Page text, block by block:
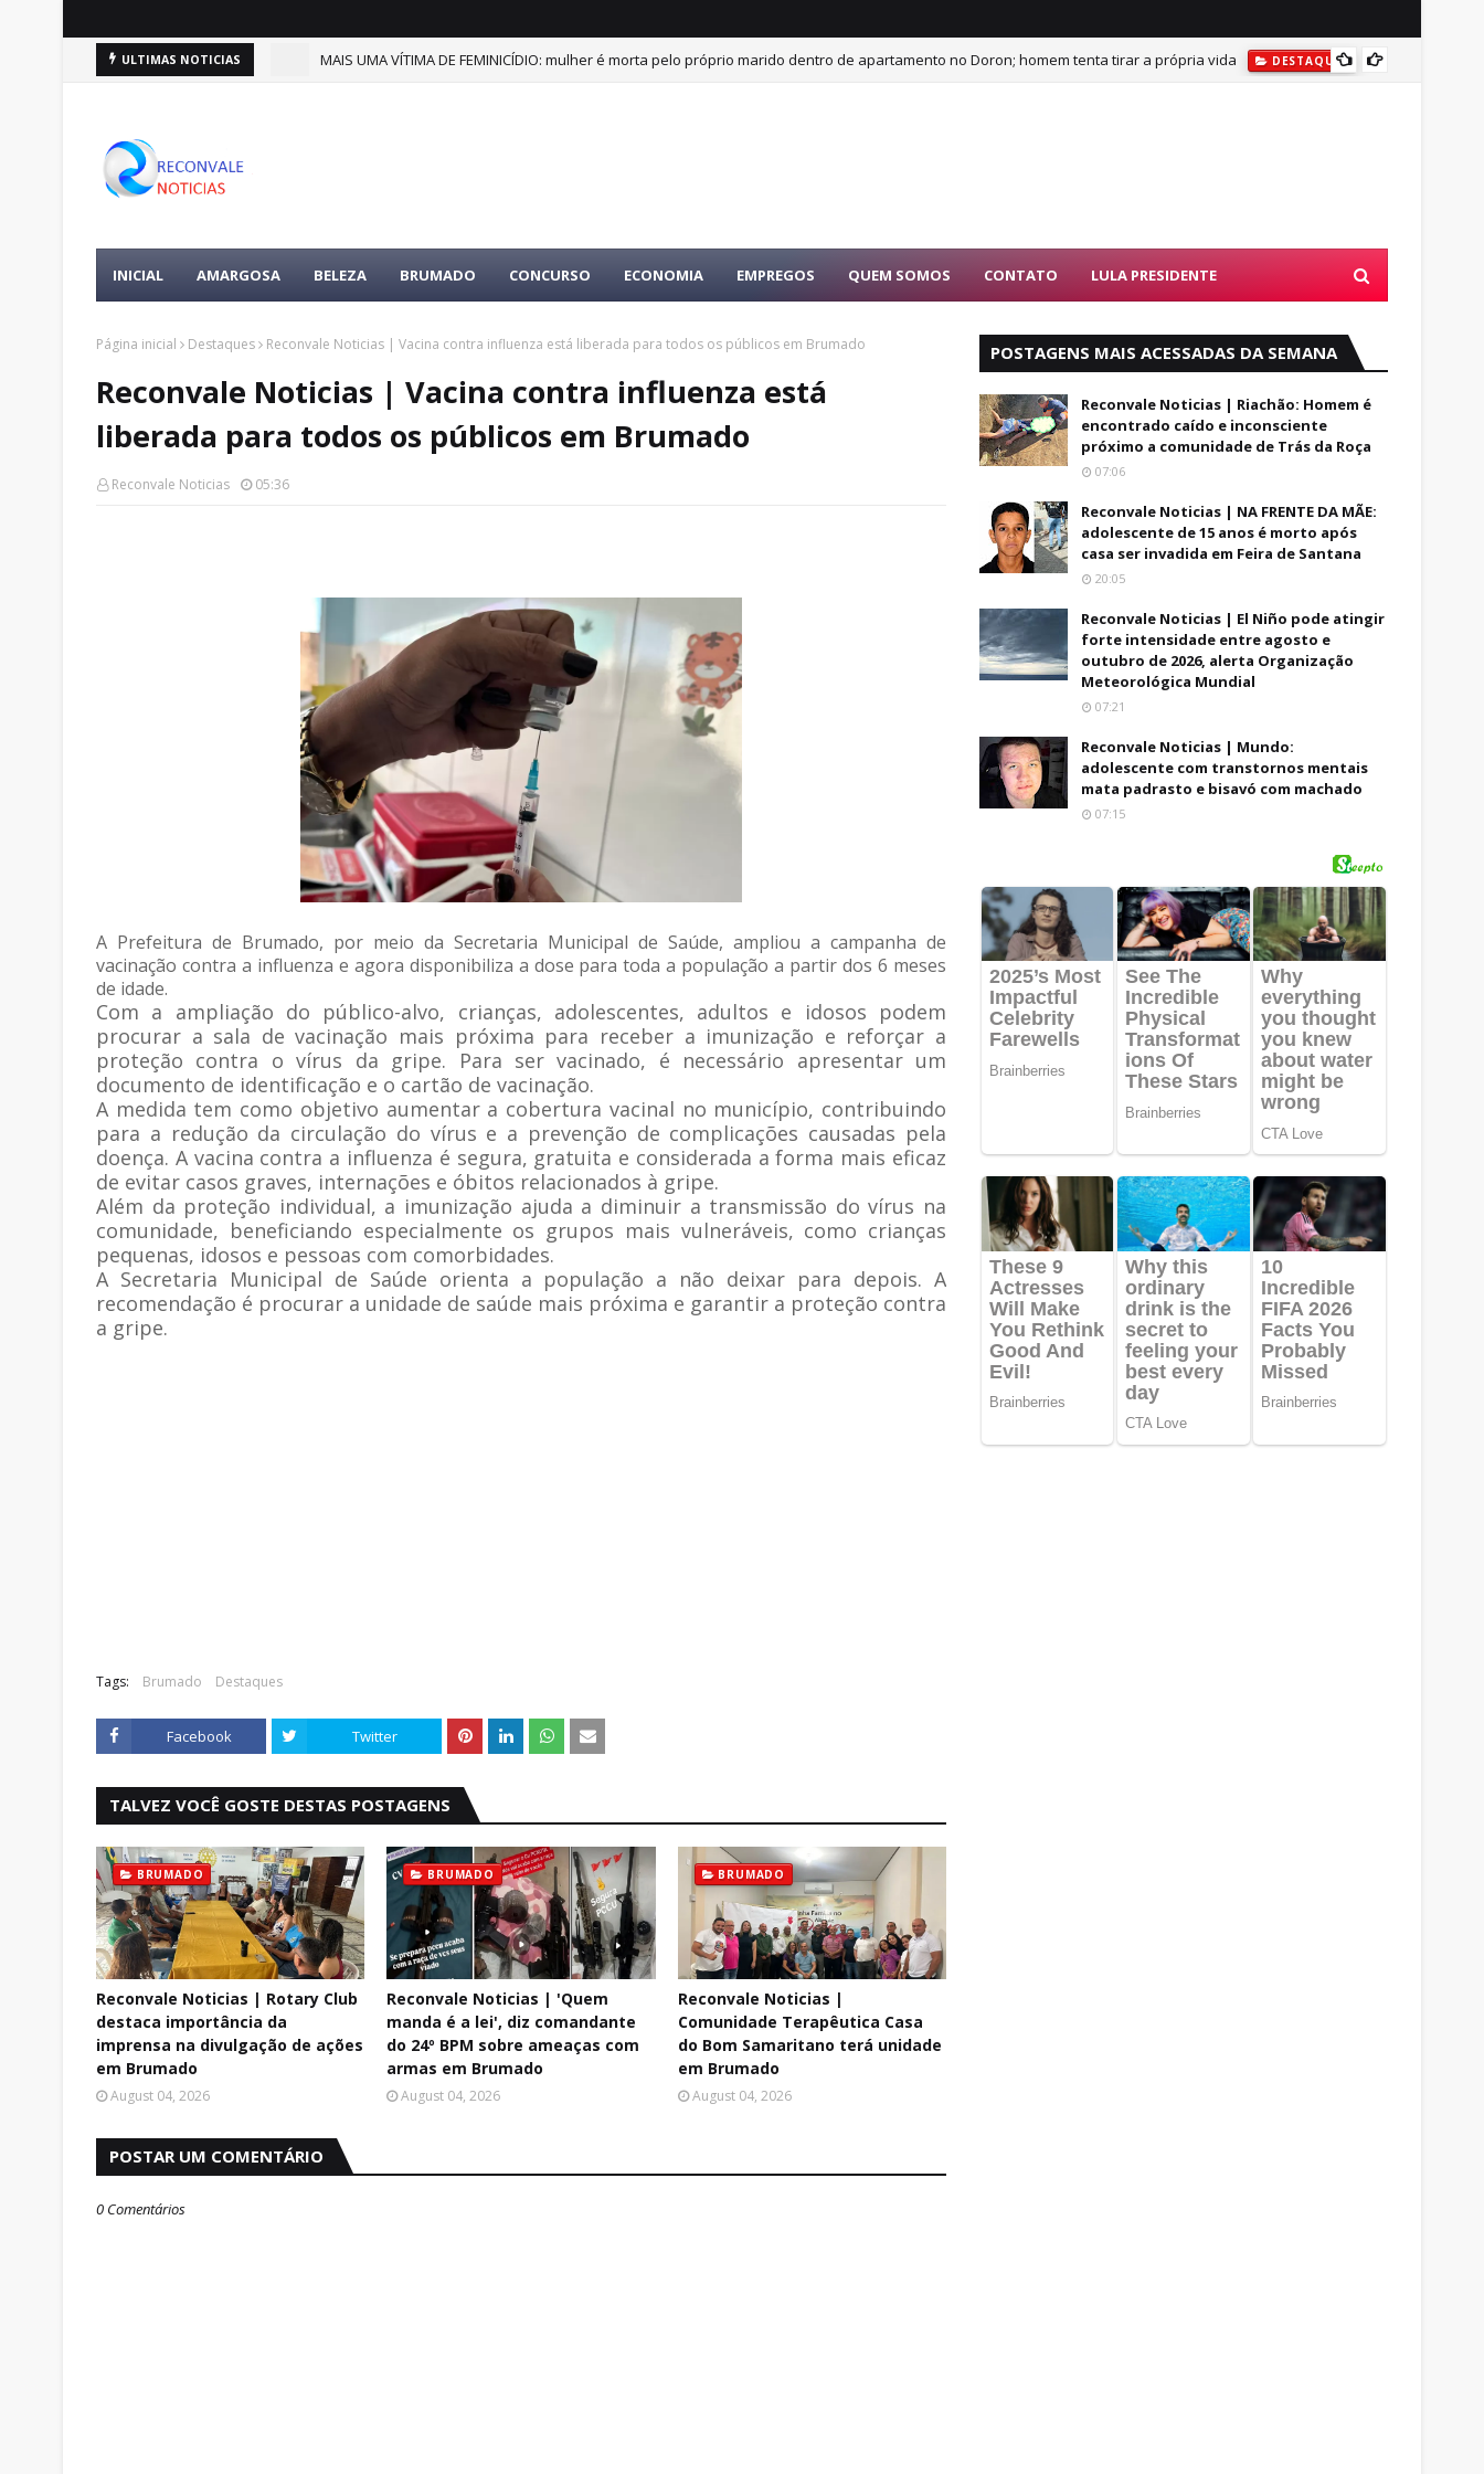
ULTIMAS NOTICIAS
DESTAQUES MAIS UMA VÍTIMA DE FEMINICÍDIO: mulher é morta pelo próprio marido dentro de apartamento no Doron; homem tenta tirar a própria vida DESTAQUES
INICIAL AMARGOSA BELEZA BRUMADO CONCURSO ECONOMIA EMPREGOS QUEM SOMOS CONTATO LULA PRESIDENTE
Página inicial Destaques Reconvale Noticias | Vacina contra influenza está liberada para todos os públicos em Brumado
Reconvale Noticias | Vacina contra influenza está
liberada para todos os públicos em Brumado
Reconvale Noticias 05:36
A Prefeitura de Brumado, por meio da Secretaria Municipal de Saúde, ampliou a campanha de
vacinação contra a influenza e agora disponibiliza a dose para toda a população a partir dos 6 meses
de idade.
Com a ampliação do público-alvo, crianças, adolescentes, adultos e idosos podem
procurar a sala de vacinação mais próxima para receber a imunização e reforçar a
proteção contra o vírus da gripe. Para ser vacinado, é necessário apresentar um
documento de identificação e o cartão de vacinação.
A medida tem como objetivo aumentar a cobertura vacinal no município, contribuindo
para a redução da circulação do vírus e a prevenção de complicações causadas pela
doença. A vacina contra a influenza é segura, gratuita e considerada a forma mais eficaz
de evitar casos graves, internações e óbitos relacionados à gripe.
Além da proteção individual, a imunização ajuda a diminuir a transmissão do vírus na
comunidade, beneficiando especialmente os grupos mais vulneráveis, como crianças
pequenas, idosos e pessoas com comorbidades.
A Secretaria Municipal de Saúde orienta a população a não deixar para depois. A
recomendação é procurar a unidade de saúde mais próxima e garantir a proteção contra
a gripe.
Tags: Brumado Destaques
Facebook Twitter
TALVEZ VOCÊ GOSTE DESTAS POSTAGENS
BRUMADO
Reconvale Noticias | Rotary Club
destaca importância da
imprensa na divulgação de ações
em Brumado
August 04, 2026
BRUMADO
Reconvale Noticias | 'Quem
manda é a lei', diz comandante
do 24º BPM sobre ameaças com
armas em Brumado
August 04, 2026
BRUMADO
Reconvale Noticias |
Comunidade Terapêutica Casa
do Bom Samaritano terá unidade
em Brumado
August 04, 2026
POSTAR UM COMENTÁRIO
0 Comentários
POSTAGENS MAIS ACESSADAS DA SEMANA
Reconvale Noticias | Riachão: Homem é
encontrado caído e inconsciente
próximo a comunidade de Trás da Roça
07:06
Reconvale Noticias | NA FRENTE DA MÃE:
adolescente de 15 anos é morto após
casa ser invadida em Feira de Santana
20:05
Reconvale Noticias | El Niño pode atingir
forte intensidade entre agosto e
outubro de 2026, alerta Organização
Meteorológica Mundial
07:21
Reconvale Noticias | Mundo:
adolescente com transtornos mentais
mata padrasto e bisavó com machado
07:15